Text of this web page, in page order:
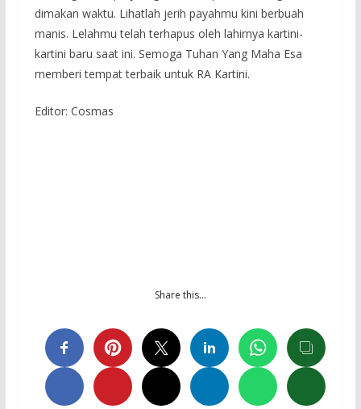
dimakan waktu. Lihatlah jerih payahmu kini berbuah
manis. Lelahmu telah terhapus oleh lahirnya kartini-
kartini baru saat ini. Semoga Tuhan Yang Maha Esa
memberi tempat terbaik untuk RA Kartini.
Editor: Cosmas
Share this…